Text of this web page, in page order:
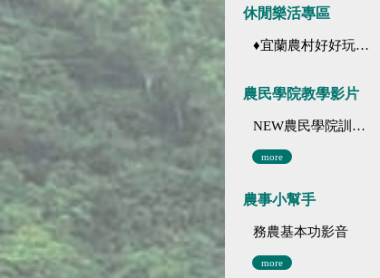
休閒樂活專區
♦宜蘭農村好好玩 ♦「農、藝、山、水」四條遊程推薦
農民學院教學影片
NEW農民學院訓練影音分類
more
農事小幫手
務農基本功影音
more